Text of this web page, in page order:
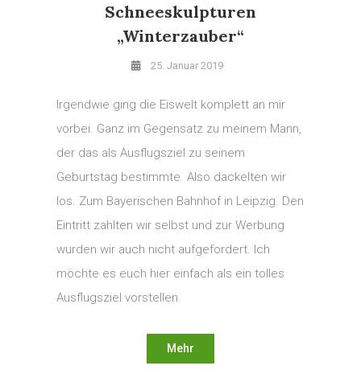
Schneeskulpturen
„Winterzauber“
25. Januar 2019
Irgendwie ging die Eiswelt komplett an mir
vorbei. Ganz im Gegensatz zu meinem Mann,
der das als Ausflugsziel zu seinem
Geburtstag bestimmte. Also dackelten wir
los. Zum Bayerischen Bahnhof in Leipzig. Den
Eintritt zahlten wir selbst und zur Werbung
wurden wir auch nicht aufgefordert. Ich
möchte es euch hier einfach als ein tolles
Ausflugsziel vorstellen.
Mehr